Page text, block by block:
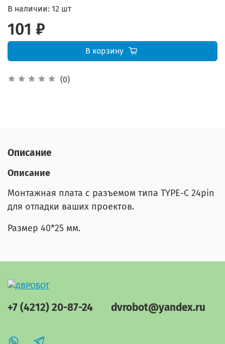
(0)
В наличии: 12 шт
101 ₽
В корзину
Описание
Описание
Монтажная плата с разъемом типа TYPE-C 24pin
для отладки ваших проектов.
Размер 40*25 мм.
+7 (4212) 20-87-24 dvrobot@yandex.ru